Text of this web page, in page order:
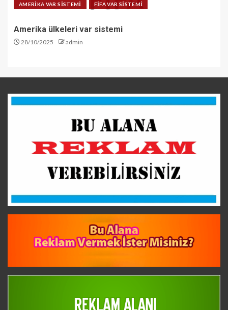
AMERİKA VAR SİSTEMİ FİFA VAR SİSTEMİ
Amerika ülkeleri var sistemi
28/10/2025 admin